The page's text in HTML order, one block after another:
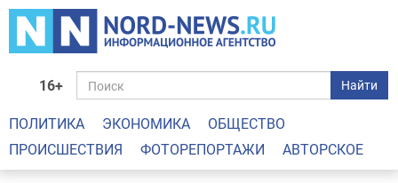
16+ Найти
ПОЛИТИКА ЭКОНОМИКА
ОБЩЕСТВО
ПРОИСШЕСТВИЯ
ФОТОРЕПОРТАЖИ АВТОРСКОЕ